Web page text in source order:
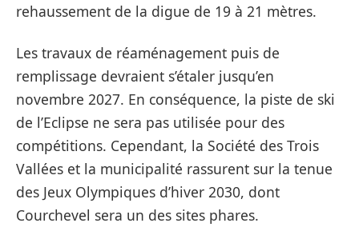
rehaussement de la digue de 19 à 21 mètres.
Les travaux de réaménagement puis de
remplissage devraient s’étaler jusqu’en
novembre 2027. En conséquence, la piste de ski
de l’Eclipse ne sera pas utilisée pour des
compétitions. Cependant, la Société des Trois
Vallées et la municipalité rassurent sur la tenue
des Jeux Olympiques d’hiver 2030, dont
Courchevel sera un des sites phares.